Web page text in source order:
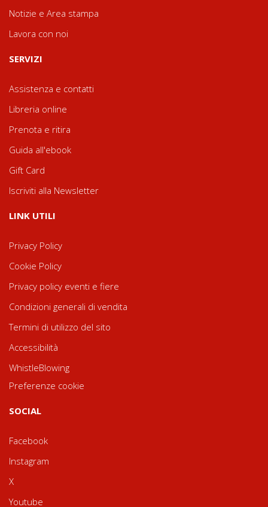
Notizie e Area stampa
Lavora con noi
SERVIZI
Assistenza e contatti
Libreria online
Prenota e ritira
Guida all'ebook
Gift Card
Iscriviti alla Newsletter
LINK UTILI
Privacy Policy
Cookie Policy
Privacy policy eventi e fiere
Condizioni generali di vendita
Termini di utilizzo del sito
Accessibilità
WhistleBlowing
Preferenze cookie
SOCIAL
Facebook
Instagram
X
Youtube